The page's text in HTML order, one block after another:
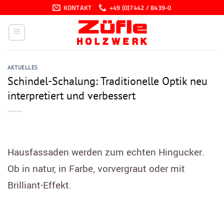
Inhalt
springen
KONTAKT +49 (0)7442 / 8439-0
AKTUELLES
Schindel-Schalung: Traditionelle Optik neu
interpretiert und verbessert
Hausfassaden werden zum echten Hingucker.
Ob in natur, in Farbe, vorvergraut oder mit
Brilliant-Effekt.